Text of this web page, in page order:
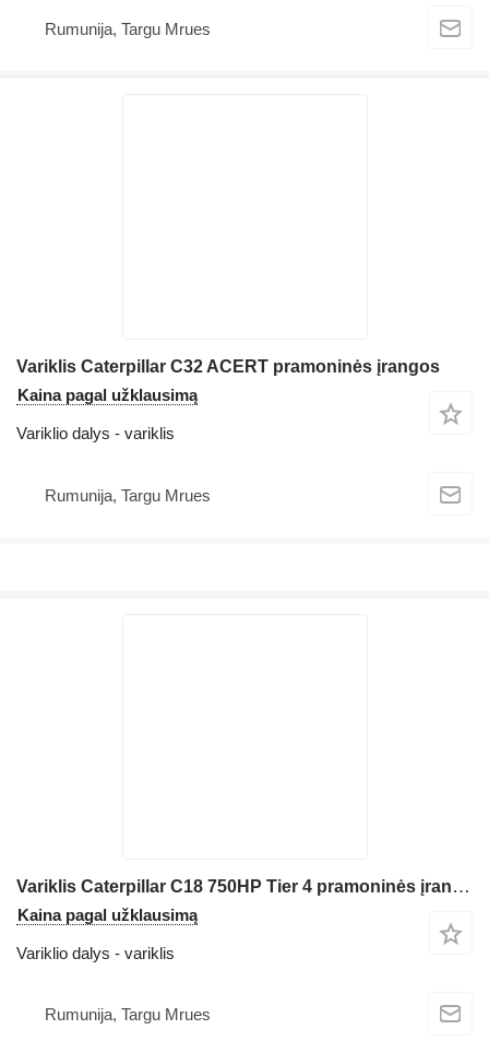
Rumunija, Targu Mrues
Variklis Caterpillar C32 ACERT pramoninės įrangos
Kaina pagal užklausimą
Variklio dalys - variklis
Rumunija, Targu Mrues
Variklis Caterpillar C18 750HP Tier 4 pramoninės įrangos
Kaina pagal užklausimą
Variklio dalys - variklis
Rumunija, Targu Mrues